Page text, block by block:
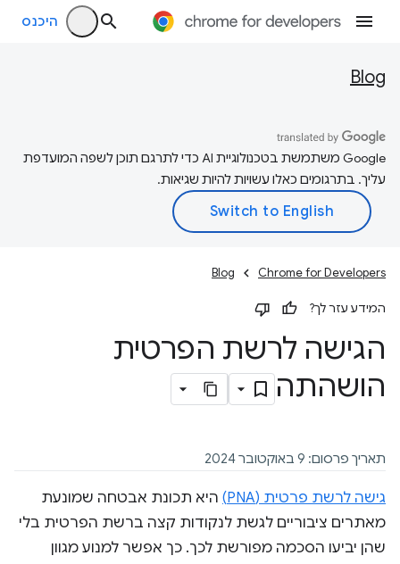
היכנס
Blog
‫Google משתמשת בטכנולוגיית AI כדי לתרגם תוכן לשפה המועדפת
עליך. בתרגומים כאלו עשויות להיות שגיאות.
Chrome for Developers
Blog
המידע עזר לך?
הגישה לרשת הפרטית
הושהתה
תאריך פרסום: 9 באוקטובר 2024
גישה לרשת פרטית (PNA)
היא תכונת אבטחה שמונעת
מאתרים ציבוריים לגשת לנקודות קצה ברשת הפרטית בלי
שהן יביעו הסכמה מפורשת לכך. כך אפשר למנוע מגוון